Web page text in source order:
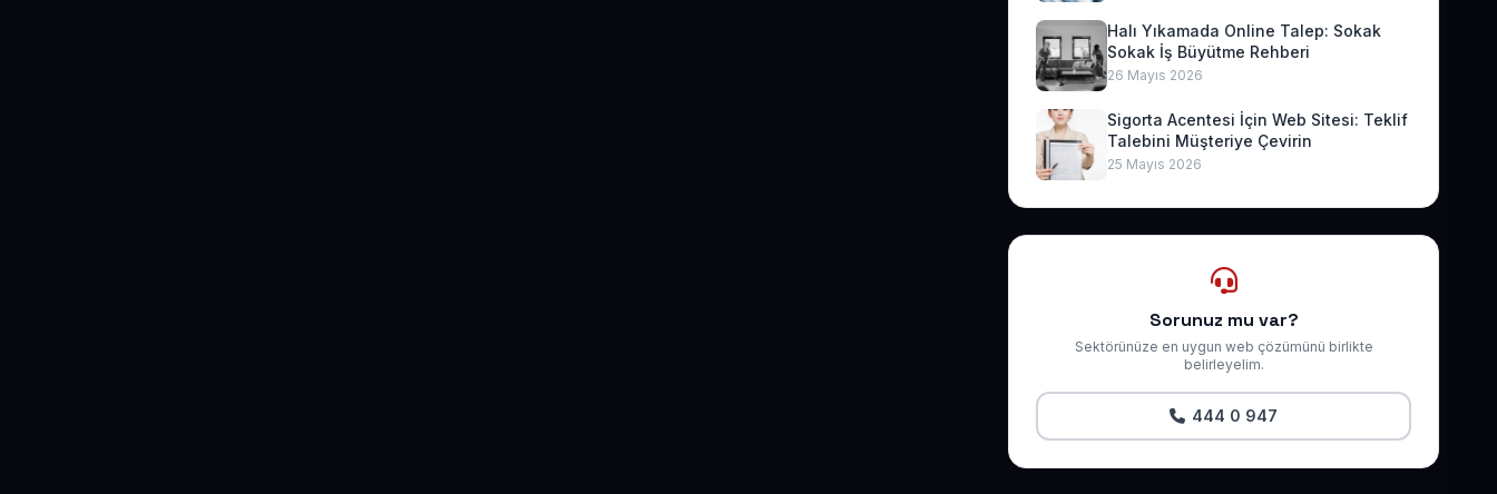
Halı Yıkamada Online Talep: Sokak
Sokak İş Büyütme Rehberi
26 Mayıs 2026
Sigorta Acentesi İçin Web Sitesi: Teklif
Talebini Müşteriye Çevirin
25 Mayıs 2026
Sorunuz mu var?
Sektörünüze en uygun web çözümünü birlikte
belirleyelim.
444 0 947